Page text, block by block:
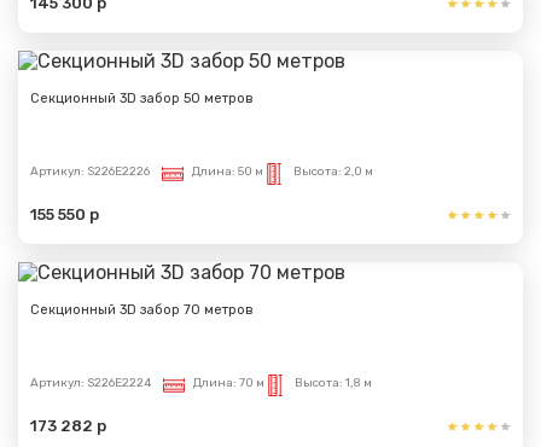
Секционный 3D забор 50 метров
Артикул: S226E2226 Длина: 50 м Высота: 2,0 м
155 550 р
Секционный 3D забор 70 метров
Артикул: S226E2224 Длина: 70 м Высота: 1,8 м
173 282 р